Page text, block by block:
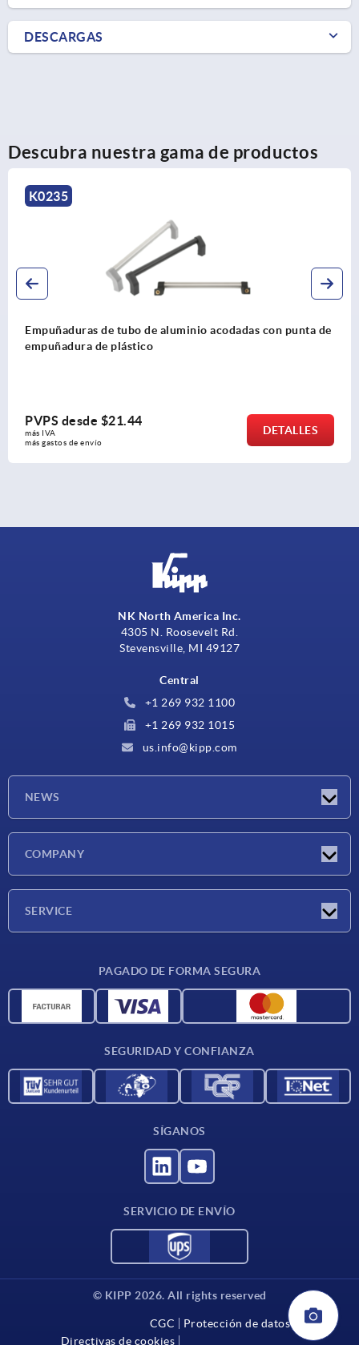
DESCARGAS
Descubra nuestra gama de productos
Empuñaduras de tubo de carbono con punta de
empuñadura de acero inoxidable
PVPS desde
más gastos de envío
NK North America Inc.
4305 N. Roosevelt Rd.
Stevensville, MI 49127
Central
+1 269 932 1100
+1 269 932 1015
us.info@kipp.com
NEWS
COMPANY
SERVICE
Materiales
PAGADO DE FORMA SEGURA
SEGURIDAD Y CONFIANZA
SÍGANOS
SERVICIO DE ENVÍO
© KIPP 2026. All rights reserved
CGC
Protección de datos
Directivas de cookies